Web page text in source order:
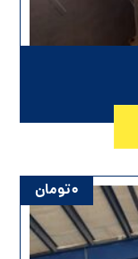
۰تومان